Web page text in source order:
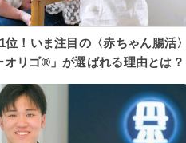
リゴ®」が選ばれる理由とは？